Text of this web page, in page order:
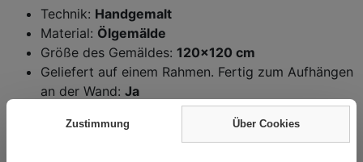
Technik: Handgemalt
Material: Ölgemälde
Größe des Gemäldes: 120×120 cm
Geliefert auf einem Rahmen. Fertig zum Aufhängen
an der Wand: Ja
3,5 cm
Zustimmung Über Cookies